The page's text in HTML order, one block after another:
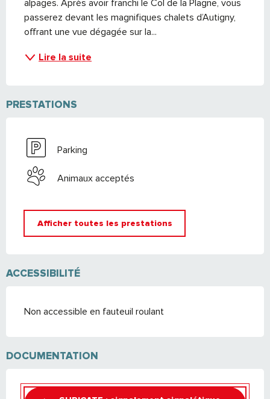
alpages. Après avoir franchi le Col de la Plagne, vous
passerez devant les magnifiques chalets d’Autigny,
offrant une vue dégagée sur la...
Lire la suite
PRESTATIONS
Parking
Animaux acceptés
Afficher toutes les prestations
ACCESSIBILITÉ
Non accessible en fauteuil roulant
DOCUMENTATION